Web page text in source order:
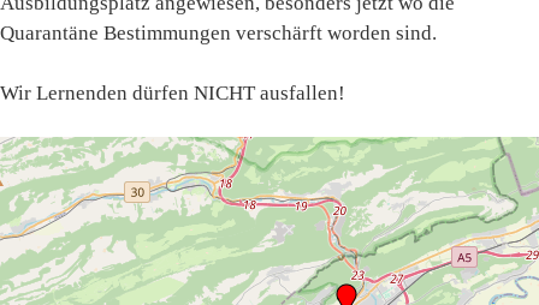
Quarantäne Bestimmungen verschärft worden sind.
Wir Lernenden dürfen NICHT ausfallen!